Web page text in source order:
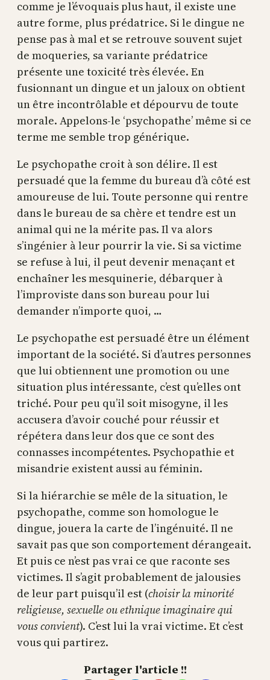
comme je l’évoquais plus haut, il existe une
autre forme, plus prédatrice. Si le dingue ne
pense pas à mal et se retrouve souvent sujet
de moqueries, sa variante prédatrice
présente une toxicité très élevée. En
fusionnant un dingue et un jaloux on obtient
un être incontrôlable et dépourvu de toute
morale. Appelons-le ‘psychopathe’ même si ce
terme me semble trop générique.
Le psychopathe croit à son délire. Il est
persuadé que la femme du bureau d’à côté est
amoureuse de lui. Toute personne qui rentre
dans le bureau de sa chère et tendre est un
animal qui ne la mérite pas. Il va alors
s’ingénier à leur pourrir la vie. Si sa victime
se refuse à lui, il peut devenir menaçant et
enchaîner les mesquinerie, débarquer à
l’improviste dans son bureau pour lui
demander n’importe quoi, …
Le psychopathe est persuadé être un élément
important de la société. Si d’autres personnes
que lui obtiennent une promotion ou une
situation plus intéressante, c’est qu’elles ont
triché. Pour peu qu’il soit misogyne, il les
accusera d’avoir couché pour réussir et
répétera dans leur dos que ce sont des
connasses incompétentes. Psychopathie et
misandrie existent aussi au féminin.
Si la hiérarchie se mêle de la situation, le
psychopathe, comme son homologue le
dingue, jouera la carte de l’ingénuité. Il ne
savait pas que son comportement dérangeait.
Et puis ce n’est pas vrai ce que raconte ses
victimes. Il s’agit probablement de jalousies
de leur part puisqu’il est (choisir la minorité
religieuse, sexuelle ou ethnique imaginaire qui
vous convient). C’est lui la vrai victime. Et c’est
vous qui partirez.
Partager l'article !!